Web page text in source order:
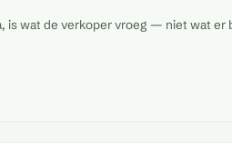
is wat de verkoper vroeg — niet wat er